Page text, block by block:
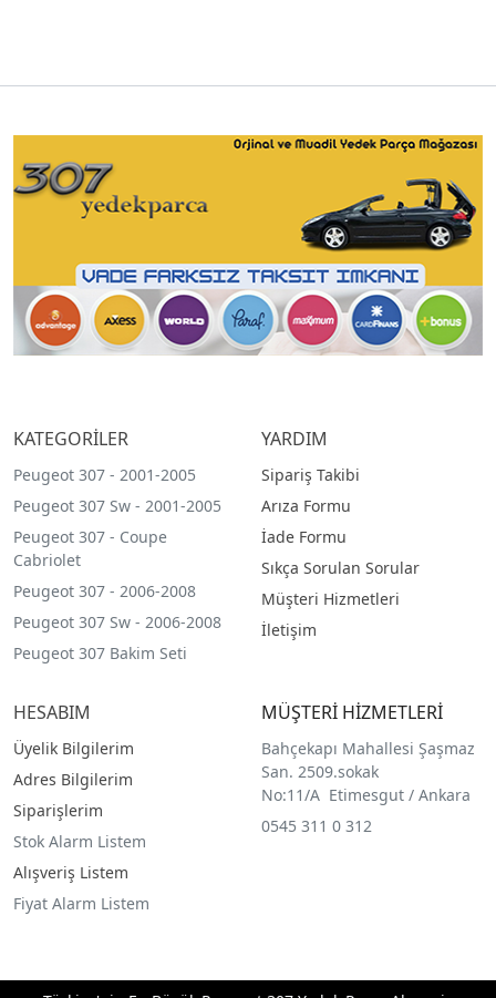
KATEGORİLER
Peugeot 307 - 2001-2005
Peugeot 307 Sw - 2001-2005
Peugeot 307 - Coupe
Cabriolet
Peugeot 307 - 2006-2008
Peugeot 307 Sw - 2006-2008
Peugeot 307 Bakim Seti
YARDIM
Sipariş Takibi
Arıza Formu
İade Formu
Sıkça Sorulan Sorular
Müşteri Hizmetleri
İletişim
HESABIM
Üyelik Bilgilerim
Adres Bilgilerim
Siparişlerim
Stok Alarm Listem
Alışveriş Listem
Fiyat Alarm Listem
MÜŞTERİ HİZMETLERİ
Bahçekapı Mahallesi Şaşmaz
San. 2509.sokak
No:11/A Etimesgut / Ankara
0545 311 0 312